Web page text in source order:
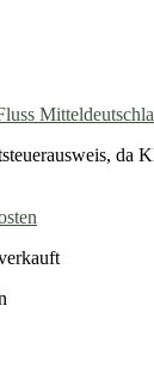
da